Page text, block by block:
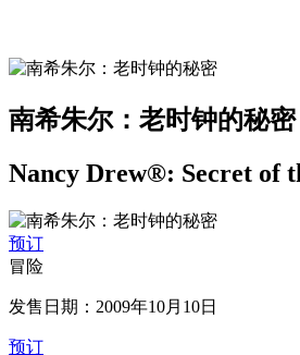
南希朱尔：老时钟的秘密
Nancy Drew®: Secret of
预订
冒险
发售日期：2009年10月10日
预订